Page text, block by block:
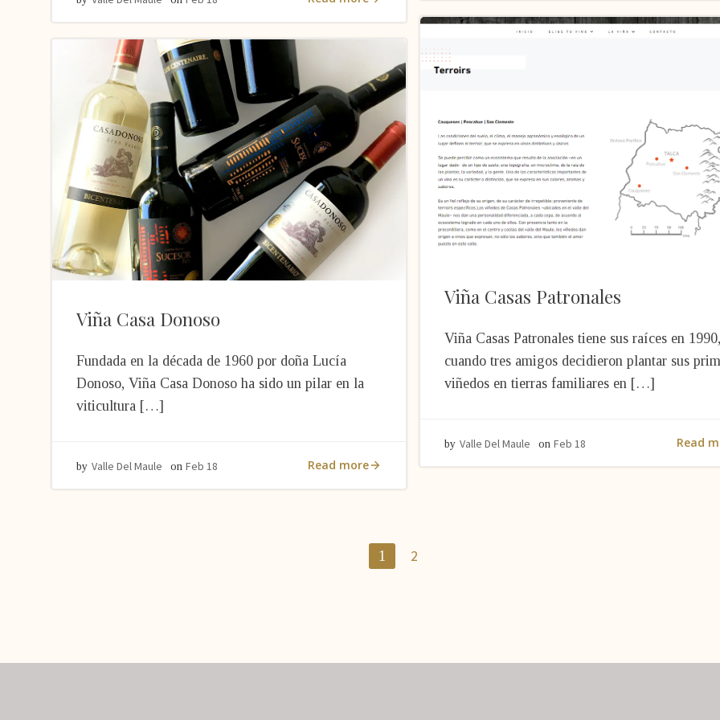
Viña Casas Patronales
Viña Casas Patronales tiene sus raíces en
cuando tres amigos decidieron plantar sus
viñedos en tierras familiares en […]
by Valle Del Maule onFeb 18 Read
Viña Casa Donoso
Fundada en la década de 1960 por doña Lucía
Donoso, Viña Casa Donoso ha sido un pilar en la
viticultura […]
by Valle Del Maule on Feb 18 Read more
Página
1 Página
2